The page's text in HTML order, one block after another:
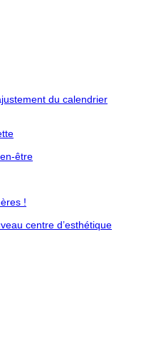
du calendrier
être
!
centre d’esthétique